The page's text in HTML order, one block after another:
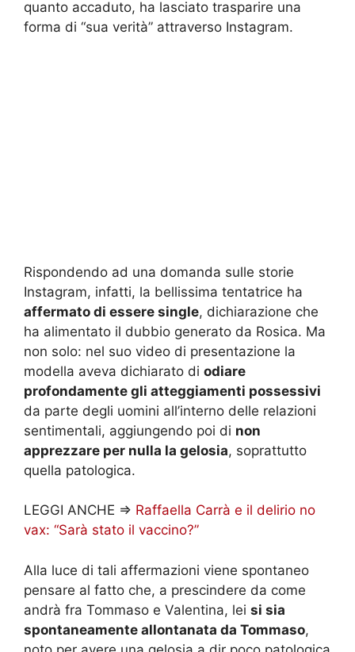
quanto accaduto, ha lasciato trasparire una
forma di “sua verità” attraverso Instagram.
Rispondendo ad una domanda sulle storie
Instagram, infatti, la bellissima tentatrice ha
affermato di essere single, dichiarazione che
ha alimentato il dubbio generato da Rosica. Ma
non solo: nel suo video di presentazione la
modella aveva dichiarato di odiare
profondamente gli atteggiamenti possessivi
da parte degli uomini all’interno delle relazioni
sentimentali, aggiungendo poi di non
apprezzare per nulla la gelosia, soprattutto
quella patologica.
LEGGI ANCHE => Raffaella Carrà e il delirio no
vax: “Sarà stato il vaccino?”
Alla luce di tali affermazioni viene spontaneo
pensare al fatto che, a prescindere da come
andrà fra Tommaso e Valentina, lei si sia
spontaneamente allontanata da Tommaso,